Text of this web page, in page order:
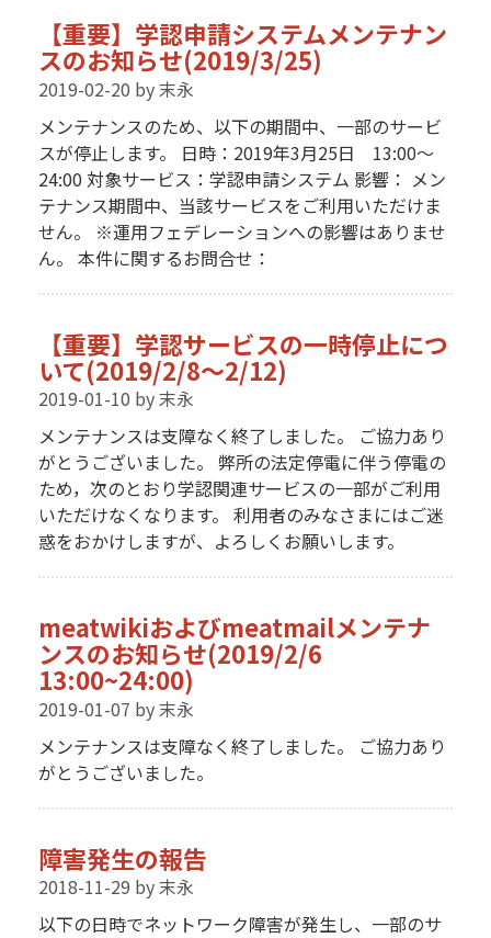
【重要】学認申請システムメンテナン
スのお知らせ(2019/3/25)
2019-02-20 by 末永
メンテナンスのため、以下の期間中、一部のサービ
スが停止します。 日時：2019年3月25日 13:00～
24:00 対象サービス：学認申請システム 影響： メン
テナンス期間中、当該サービスをご利用いただけま
せん。 ※運用フェデレーションへの影響はありませ
ん。 本件に関するお問合せ：
【重要】学認サービスの一時停止につ
いて(2019/2/8～2/12)
2019-01-10 by 末永
メンテナンスは支障なく終了しました。 ご協力あり
がとうございました。 弊所の法定停電に伴う停電の
ため，次のとおり学認関連サービスの一部がご利用
いただけなくなります。 利用者のみなさまにはご迷
惑をおかけしますが、よろしくお願いします。
meatwikiおよびmeatmailメンテナ
ンスのお知らせ(2019/2/6
13:00~24:00)
2019-01-07 by 末永
メンテナンスは支障なく終了しました。 ご協力あり
がとうございました。
障害発生の報告
2018-11-29 by 末永
以下の日時でネットワーク障害が発生し、一部のサ